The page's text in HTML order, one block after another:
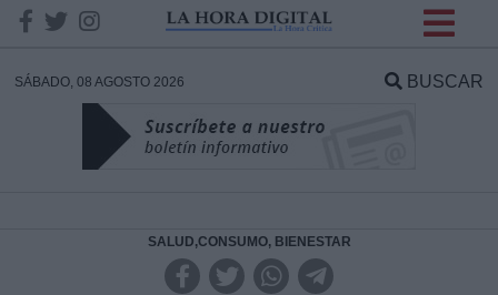
SÁBADO, 08 AGOSTO 2026 BUSCAR
SALUD,CONSUMO, BIENESTAR
DATOS
Responsable: